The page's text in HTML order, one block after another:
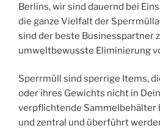
Berlins, wir sind dauernd bei
die ganze Vielfalt der
sind der beste Businesspartner
umweltbewusste Eliminierung
Sperrmüll sind sperrige Items,
oder ihres Gewichts nicht in
verpflichtende Sammelbehälter
und zentral und überführt